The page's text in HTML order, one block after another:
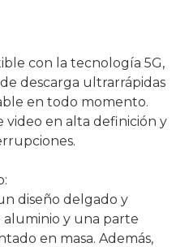
con la tecnología 5G,
descarga ultrarrápidas
en todo momento.
video en alta definición y
diseño delgado y
y una parte
en masa. Además,